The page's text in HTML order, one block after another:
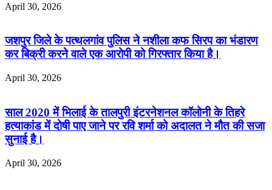
April 30, 2026
जशपुर जिले के पत्थलगांव पुलिस ने नशीला कफ सिरप का भंडारण
कर बिक्री करने वाले एक आरोपी को गिरफ्तार किया है।
April 30, 2026
साल 2020 में भिलाई के तालपुरी इंटरनेशनल कॉलोनी के तिहरे
हत्याकांड में दोषी पाए जाने पर रवि शर्मा को अदालत ने मौत की सजा
सुनाई है।
April 30, 2026